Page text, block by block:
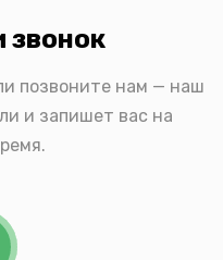
звонок
позвоните нам — наш
и запишет вас на